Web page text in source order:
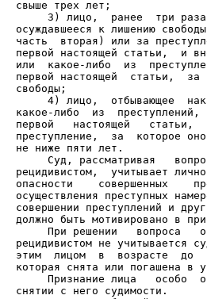
3) лицо,  ранее  три
осуждавшееся к лишению
часть  вторая) или за
первой настоящей статьи,  и
или  какое-либо  из
первой настоящей  статьи,
4) лицо,  отбывающее
какое-либо  из
первой   настоящей   статьи,
преступление,  за  которое
Суд, рассматривая
рецидивистом,  учитывает
опасности    совершенных
осуществления преступных
совершении преступлений и
При решении   вопроса
рецидивистом не учитывается
этим  лицом  в  возрасте  до
Признание лица   особо